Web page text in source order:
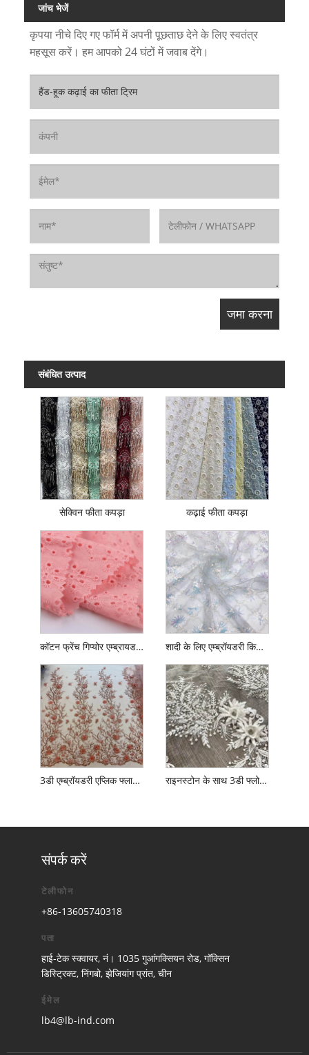
जांच भेजें
कृपया नीचे दिए गए फॉर्म में अपनी पूछताछ देने के लिए स्वतंत्र
महसूस करें। हम आपको 24 घंटों में जवाब देंगे।
संबंधित उत्पाद
सेक्विन फीता कपड़ा कढ़ाई फीता कपड़ा
कॉटन फ्रेंच गिप्योर एम्ब्रायडरी लेस शादी के लिए एम्ब्रॉयडरी किया हुआ फ्रेंच नेट लेस
3डी एम्ब्रॉयडरी एप्लिक फ्लावर एम्ब्रॉयडरी ट्यूल फ़ैब्रिक राइनस्टोन के साथ 3डी फ्लोरल ट्यूल लेस फैब्रिक
संपर्क करें
टेलीफोन
+86-13605740318
पता
हाई-टेक स्क्वायर, नं। 1035 गुआंगक्सियन रोड, गॉक्सिन
डिस्ट्रिक्ट, निंगबो, झेजियांग प्रांत, चीन
ईमेल
lb4@lb-ind.com